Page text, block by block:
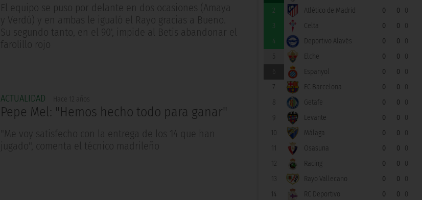
2
Atlético de Madrid 0 0
0
3
Celta 0 0
0
4
Deportivo Alavés 0 0
0
5
Elche 0 0
0
Espanyol 0 0
0
7
FC Barcelona 0 0
0
8
Getafe 0 0
0
9
Levante 0 0
0
10
Málaga 0 0
0
11
Osasuna 0 0
0
12
Racing 0 0
0
13
Rayo Vallecano 0 0
0
14
RC Deportivo 0 0
0
El equipo se puso por delante en dos ocasiones (Amaya
y Verdú) y en ambas le igualó el Rayo gracias a Bueno.
Su segundo tanto, en el 90', impide al Betis abandonar el
farolillo rojo
ACTUALIDAD Hace 12 años
Pepe Mel: "Hemos hecho todo para ganar"
"Me voy satisfecho con la entrega de los 14 que han
jugado", comenta el técnico madrileño